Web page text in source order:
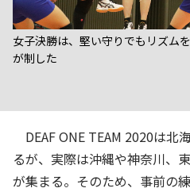
女子決勝は、堅い守りでもリズム
が制した
DEAF ONE TEAM 2020は北
るが、実際は沖縄や神奈川、
が集まる。そのため、事前の